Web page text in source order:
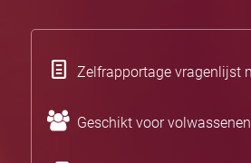
Zelfrapportage vragenlijst
Geschikt voor volwassenen